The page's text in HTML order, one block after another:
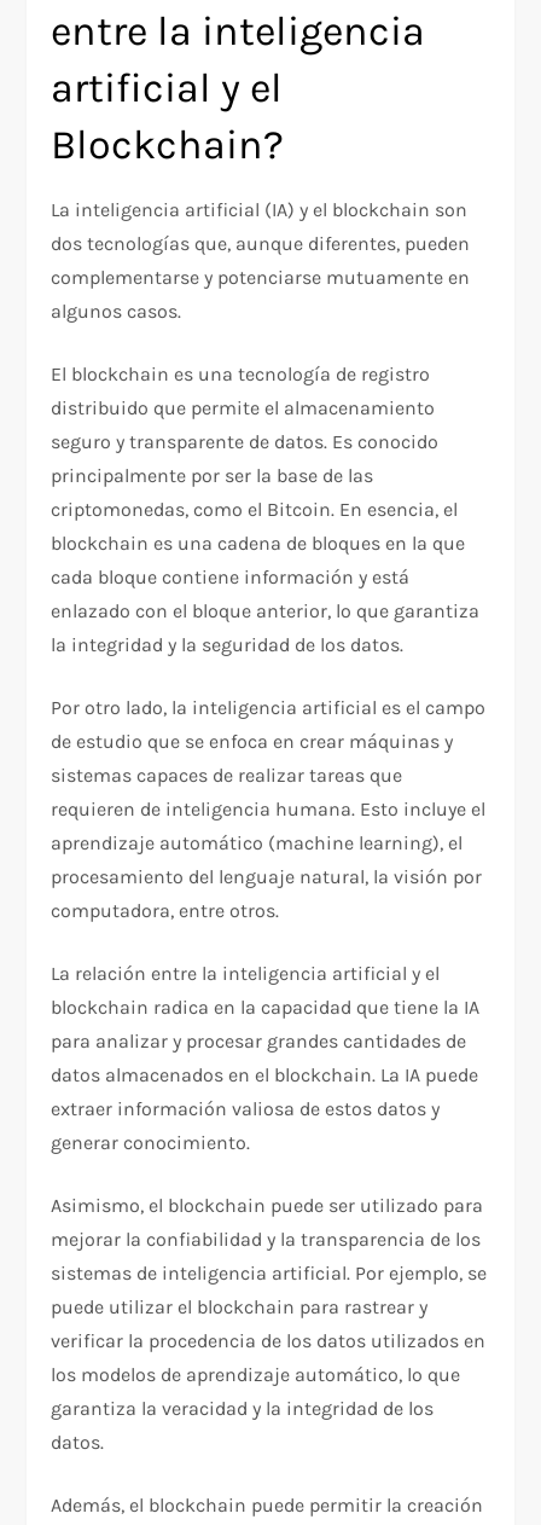
entre la inteligencia
artificial y el
Blockchain?
La inteligencia artificial (IA) y el blockchain son
dos tecnologías que, aunque diferentes, pueden
complementarse y potenciarse mutuamente en
algunos casos.
El blockchain es una tecnología de registro
distribuido que permite el almacenamiento
seguro y transparente de datos. Es conocido
principalmente por ser la base de las
criptomonedas, como el Bitcoin. En esencia, el
blockchain es una cadena de bloques en la que
cada bloque contiene información y está
enlazado con el bloque anterior, lo que garantiza
la integridad y la seguridad de los datos.
Por otro lado, la inteligencia artificial es el campo
de estudio que se enfoca en crear máquinas y
sistemas capaces de realizar tareas que
requieren de inteligencia humana. Esto incluye el
aprendizaje automático (machine learning), el
procesamiento del lenguaje natural, la visión por
computadora, entre otros.
La relación entre la inteligencia artificial y el
blockchain radica en la capacidad que tiene la IA
para analizar y procesar grandes cantidades de
datos almacenados en el blockchain. La IA puede
extraer información valiosa de estos datos y
generar conocimiento.
Asimismo, el blockchain puede ser utilizado para
mejorar la confiabilidad y la transparencia de los
sistemas de inteligencia artificial. Por ejemplo, se
puede utilizar el blockchain para rastrear y
verificar la procedencia de los datos utilizados en
los modelos de aprendizaje automático, lo que
garantiza la veracidad y la integridad de los
datos.
Además, el blockchain puede permitir la creación